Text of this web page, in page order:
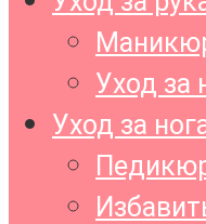
Уход за
Уход за